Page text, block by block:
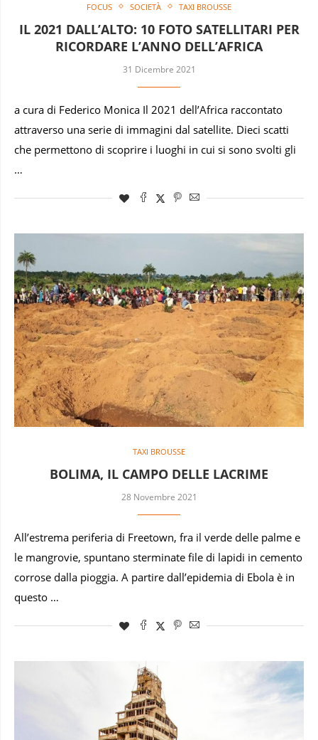
FOCUS SOCIETÀ TAXI BROUSSE
IL 2021 DALL’ALTO: 10 FOTO SATELLITARI PER
RICORDARE L’ANNO DELL’AFRICA
31 Dicembre 2021
a cura di Federico Monica Il 2021 dell’Africa raccontato
attraverso una serie di immagini dal satellite. Dieci scatti
che permettono di scoprire i luoghi in cui si sono svolti gli
…
TAXI BROUSSE
BOLIMA, IL CAMPO DELLE LACRIME
28 Novembre 2021
All’estrema periferia di Freetown, fra il verde delle palme e
le mangrovie, spuntano sterminate file di lapidi in cemento
corrose dalla pioggia. A partire dall’epidemia di Ebola è in
questo …